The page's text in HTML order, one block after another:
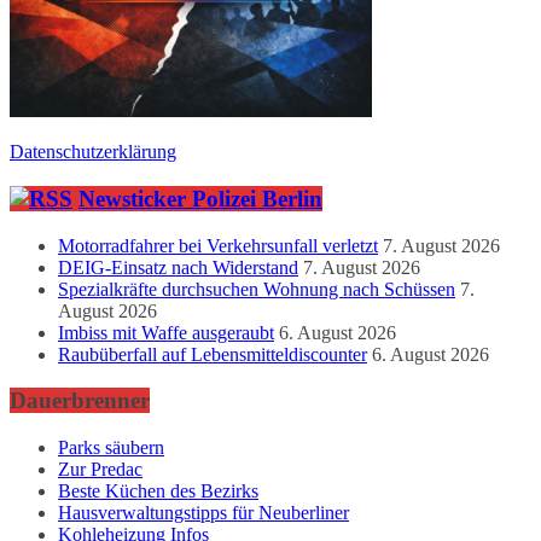
Datenschutzerklärung
Newsticker Polizei Berlin
Motorradfahrer bei Verkehrsunfall verletzt 7. August 2026
DEIG-Einsatz nach Widerstand 7. August 2026
Spezialkräfte durchsuchen Wohnung nach Schüssen 7.
August 2026
Imbiss mit Waffe ausgeraubt 6. August 2026
Raubüberfall auf Lebensmitteldiscounter 6. August 2026
Dauerbrenner
Parks säubern
Zur Predac
Beste Küchen des Bezirks
Hausverwaltungstipps für Neuberliner
Kohleheizung Infos